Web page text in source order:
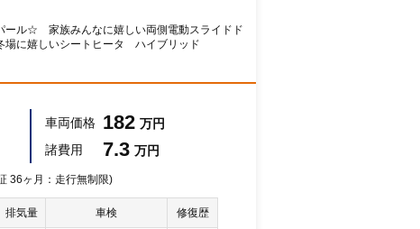
ール☆ 家族みんなに嬉しい両側電動スライドド
に嬉しいシートヒータ ハイブリッド
車両価格 182 万円
諸費用
7.3 万円
36ヶ月：走行無制限)
排気量 車検 修復歴